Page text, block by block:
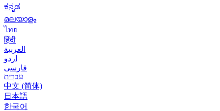
ಕನ್ನಡ
മലയാളം
ไทย
हिंदी
العربية
اردو
فارسی
עִברִית
中文 (简体)
日本語
한국어